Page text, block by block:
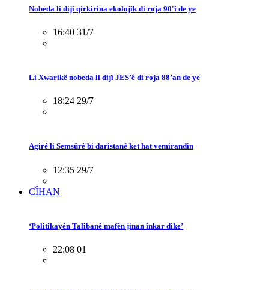
Nobeda li dijî qirkirina ekolojîk di roja 90'î de ye
16:40 31/7
Li Xwarikê nobeda li dijî JES’ê di roja 88’an de ye
18:24 29/7
Agirê li Semsûrê bi daristanê ket hat vemirandin
12:35 29/7
CÎHAN
‘Polîtîkayên Talîbanê mafên jinan înkar dike’
22:08 01